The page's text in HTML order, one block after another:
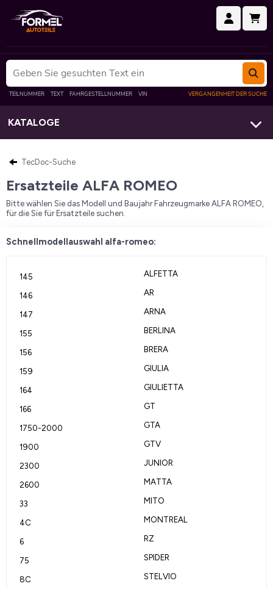
KATALOGE
TecDoc-Suche
Ersatzteile ALFA ROMEO
Bitte wählen Sie das Modell und Baujahr Fahrzeugmarke ALFA ROMEO,
für die Sie für Ersatzteile suchen.
Schnellmodellauswahl alfa-romeo:
145
146
147
155
156
159
164
166
1750-2000
1900
2300
2600
33
4C
6
75
8C
ALFETTA
AR
ARNA
BERLINA
BRERA
GIULIA
GIULIETTA
GT
GTA
GTV
JUNIOR
MATTA
MITO
MONTREAL
RZ
SPIDER
STELVIO